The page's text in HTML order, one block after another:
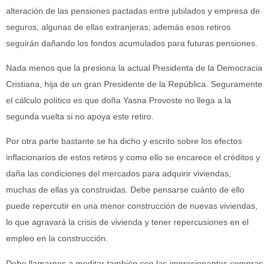
alteración de las pensiones pactadas entre jubilados y empresa de
seguros, algunas de ellas extranjeras; además esos retiros
seguirán dañando los fondos acumulados para futuras pensiones.
Nada menos que la presiona la actual Presidenta de la Democracia
Cristiana, hija de un gran Presidente de la República. Seguramente
el cálculo político es que doña Yasna Provoste no llega a la
segunda vuelta si no apoya este retiro.
Por otra parte bastante se ha dicho y escrito sobre los efectos
inflacionarios de estos retiros y como ello se encarece el créditos y
daña las condiciones del mercados para adquirir viviendas,
muchas de ellas ya construidas. Debe pensarse cuánto de ello
puede repercutir en una menor construcción de nuevas viviendas,
lo que agravará la crisis de vivienda y tener repercusiones en el
empleo en la construcción.